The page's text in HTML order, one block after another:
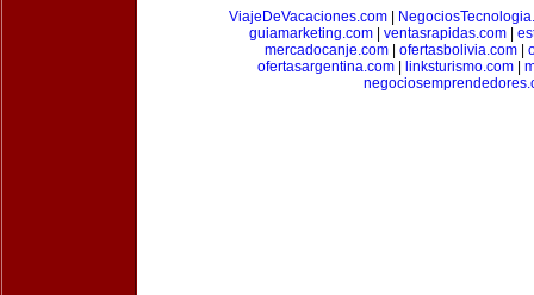
ViajeDeVacaciones.com
guiamarketing.com| ventasrapidas.com|
mercadocanje.com
ofertasbolivia.com
ofertasargentina.com| linksturismo.com|